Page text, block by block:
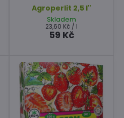
Agroperlit 2,5 l"
Skladem
59 Kč
23,60 Kč / l